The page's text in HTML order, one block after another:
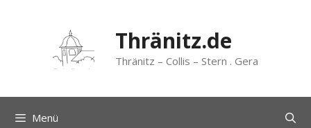
springen
Thränitz.de
Thränitz – Collis – Stern . Gera
Menü